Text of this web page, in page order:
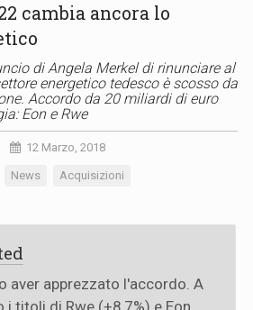
cambia ancora lo
di Angela Merkel di rinunciare al
energetico tedesco è scosso da
Accordo da 20 miliardi di euro
Eon e Rwe
12 Marzo, 2018
News Acquisizioni
aver apprezzato l'accordo. A
titoli di Rwe (+8,7%) e Eon